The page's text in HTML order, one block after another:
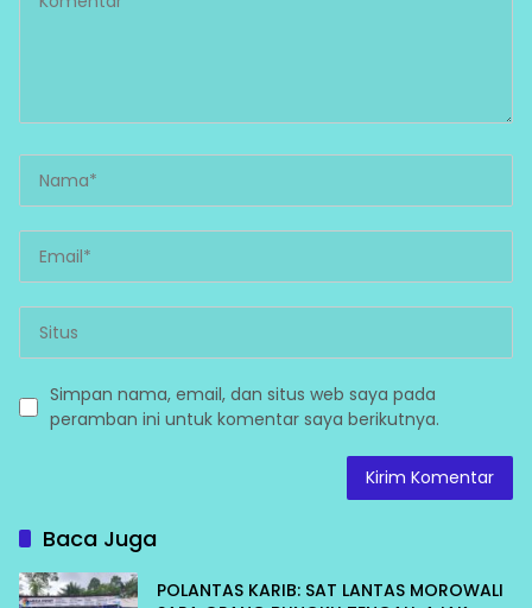
Simpan nama, email, dan situs web saya pada
peramban ini untuk komentar saya berikutnya.
Baca Juga
POLANTAS KARIB: SAT LANTAS MOROWALI